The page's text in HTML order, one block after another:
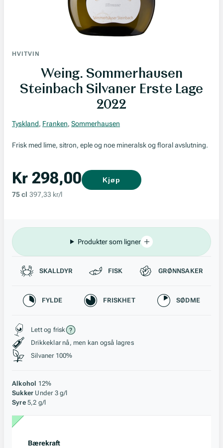
HVITVIN
Weing. Sommerhausen
Steinbach Silvaner Erste Lage
2022
Tyskland, Franken, Sommerhausen
Frisk med lime, sitron, eple og noe mineralsk og floral avslutning.
Kr 298,00
75 cl 397,33 kr/l
Kjøp
Produkter som ligner
Passer til
SKALLDYR FISK GRØNNSAKER
Karakteristikk
FYLDE FRISKHET SØDME
Stil, lagring og råstoff
Lett og frisk
Drikkeklar nå, men kan også lagres
Silvaner 100%
Alkohol 12%
Sukker Under 3 g/l
Syre 5,2 g/l
Bærekraft